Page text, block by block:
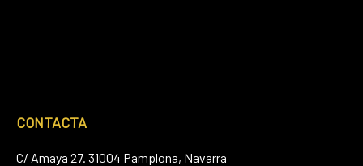
CONTACTA
C/ Amaya 27. 31004 Pamplona, Navarra